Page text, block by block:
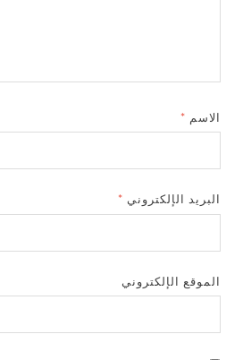
الاسم *
البريد الإلكتروني *
الموقع الإلكتروني